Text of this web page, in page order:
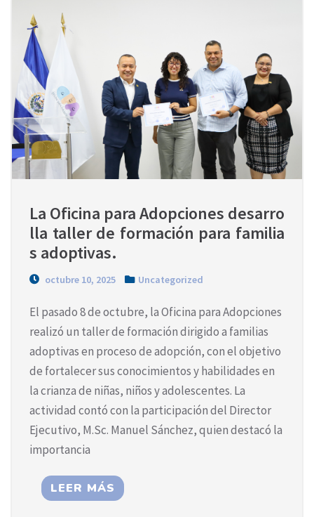
La Oficina para Adopciones desarro
lla taller de formación para familia
s adoptivas.
octubre 10, 2025 Uncategorized
El pasado 8 de octubre, la Oficina para Adopciones
realizó un taller de formación dirigido a familias
adoptivas en proceso de adopción, con el objetivo
de fortalecer sus conocimientos y habilidades en
la crianza de niñas, niños y adolescentes. La
actividad contó con la participación del Director
Ejecutivo, M.Sc. Manuel Sánchez, quien destacó la
importancia